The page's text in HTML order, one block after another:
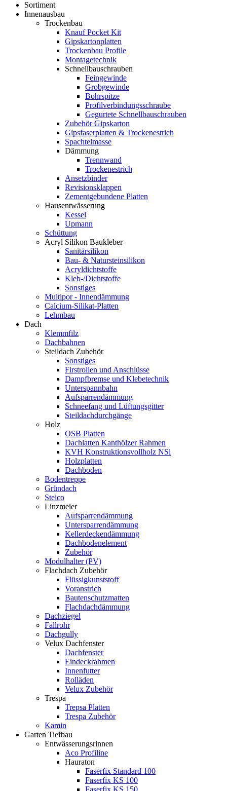
Sortiment
Innenausbau
Trockenbau
Knauf Pocket Kit
Gipskartonplatten
Trockenbau Profile
Montagetechnik
Schnellbauschrauben
Feingewinde
Grobgewinde
Bohrspitze
Profilverbindungsschraube
Gegurtete Schnellbauschrauben
Zubehör Gipskarton
Gipsfaserplatten & Trockenestrich
Spachtelmasse
Dämmung
Trennwand
Trockenestrich
Ansetzbinder
Revisionsklappen
Zementgebundene Platten
Hausentwässerung
Kessel
Upmann
Schüttung
Acryl Silikon Baukleber
Sanitärsilikon
Bau- & Natursteinsilikon
Acryldichtstoffe
Kleb-/Dichtstoffe
Sonstiges
Multipor - Innendämmung
Calcium-Silikat-Platten
Lehmbau
Dach
Klemmfilz
Dachbahnen
Steildach Zubehör
Sonstiges
Firstrollen und Anschlüsse
Dampfbremse und Klebetechnik
Unterspannbahn
Aufsparrendämmung
Schneefang und Lüftungsgitter
Steildachdurchgänge
Holz
OSB Platten
Dachlatten Kanthölzer Rahmen
KVH Konstruktionsvollholz NSi
Holzplatten
Dachboden
Bodentreppe
Gründach
Steico
Linzmeier
Aufsparrendämmung
Untersparrendämmung
Kellerdeckendämmung
Dachbodenelement
Zubehör
Modulhalter (PV)
Flachdach Zubehör
Flüssigkunststoff
Voranstrich
Bautenschutzmatten
Flachdachdämmung
Dachziegel
Fallrohr
Dachgully
Velux Dachfenster
Dachfenster
Eindeckrahmen
Innenfutter
Rolläden
Velux Zubehör
Trespa
Trepsa Platten
Trespa Zubehör
Kamin
Garten Tiefbau
Entwässerungsrinnen
Aco Profiline
Hauraton
Faserfix Standard 100
Faserfix KS 100
Faserfix KS 150